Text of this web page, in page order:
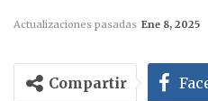
Actualizaciones pasadas Ene 8, 2025
Compartir